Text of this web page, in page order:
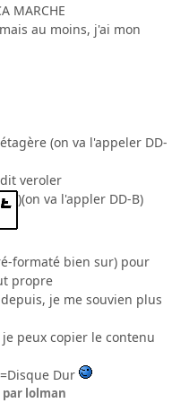
MARCHE
au moins, j'ai mon
(on va l'appeler DD-
veroler
)(on va l'appler DD-B)
formaté bien sur) pour
propre
je me souvien plus
peux copier le contenu
Dur
par lolman